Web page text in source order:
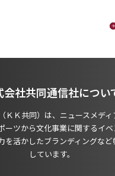
会社共同通信社につい
ＫＫ共同）は、ニュースメデ
ーツから文化事業に関するイ
を活かしたブランディングな
しています。